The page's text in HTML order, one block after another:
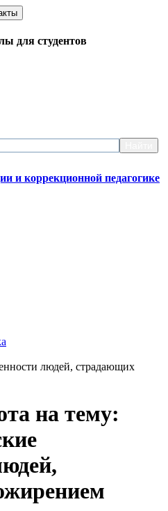
для студентов
и коррекционной педагогике
людей, страдающих
на тему: